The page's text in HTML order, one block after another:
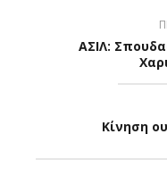
ΑΣΙΛ:
Κίνηση